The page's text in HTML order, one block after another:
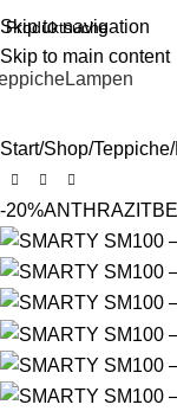
Skip to navigation
Skip to main content
Lampen
Start Shop Teppiche
-20%ANTHRAZIT